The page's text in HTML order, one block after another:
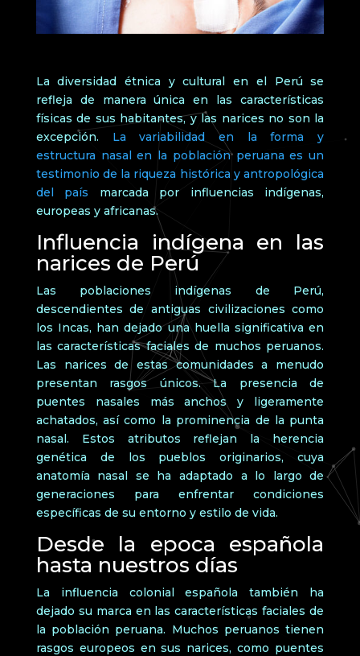
La diversidad étnica y cultural en el Perú se
refleja de manera única en las características
físicas de sus habitantes, y las narices no son la
excepción. La variabilidad en la forma y
estructura nasal en la población peruana es un
testimonio de la riqueza histórica y antropológica
del país marcada por influencias indígenas,
europeas y africanas.
Influencia indígena en las
narices de Perú
Las poblaciones indígenas de Perú,
descendientes de antiguas civilizaciones como
los Incas, han dejado una huella significativa en
las características faciales de muchos peruanos.
Las narices de estas comunidades a menudo
presentan rasgos únicos. La presencia de
puentes nasales más anchos y ligeramente
achatados, así como la prominencia de la punta
nasal. Estos atributos reflejan la herencia
genética de los pueblos originarios, cuya
anatomía nasal se ha adaptado a lo largo de
generaciones para enfrentar condiciones
específicas de su entorno y estilo de vida.
Desde la epoca española
hasta nuestros días
La influencia colonial española también ha
dejado su marca en las características faciales de
la población peruana. Muchos peruanos tienen
rasgos europeos en sus narices, como puentes